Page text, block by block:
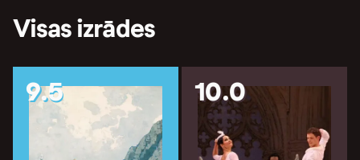
Visas izrādes
9.5 10.0